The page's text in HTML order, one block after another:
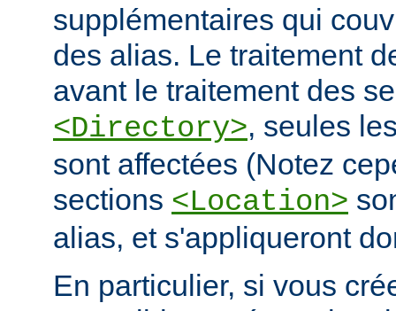
supplémentaires qui
des alias. Le traitement
avant le traitement des
<Directory>, seules
sont affectées (Notez
sections <Location>
alias, et s'appliqueront
En particulier, si vous